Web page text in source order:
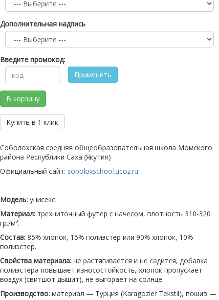
Дополнительная надпись
Введите промокод:
Применить
В корзину
Купить в 1 клик
Соболохская средняя общеобразовательная школа Момского
района Республики Саха (Якутия)
Официальный сайт: soboloxschool.ucoz.ru
Модель: унисекс.
Материал: трехниточный футер с начесом, плотность 310-320
гр./м³.
Состав: 85% хлопок, 15% полиэстер или 90% хлопок, 10%
полиэстер.
Свойства материала: не растягивается и не садится, добавка
полиэстера повышает износостойкость, хлопок пропускает
воздух (свитшот дышит), не выгорает на солнце.
Производство: материал — Турция (Karagözler Tekstil), пошив —